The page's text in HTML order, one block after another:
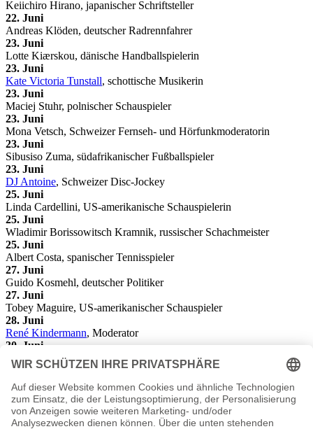
Keiichiro Hirano, japanischer Schriftsteller
22. Juni
Andreas Klöden, deutscher Radrennfahrer
23. Juni
Lotte Kiærskou, dänische Handballspielerin
23. Juni
Kate Victoria Tunstall, schottische Musikerin
23. Juni
Maciej Stuhr, polnischer Schauspieler
23. Juni
Mona Vetsch, Schweizer Fernseh- und Hörfunkmoderatorin
23. Juni
Sibusiso Zuma, südafrikanischer Fußballspieler
23. Juni
DJ Antoine, Schweizer Disc-Jockey
25. Juni
Linda Cardellini, US-amerikanische Schauspielerin
25. Juni
Wladimir Borissowitsch Kramnik, russischer Schachmeister
25. Juni
Albert Costa, spanischer Tennisspieler
27. Juni
Guido Kosmehl, deutscher Politiker
27. Juni
Tobey Maguire, US-amerikanischer Schauspieler
28. Juni
René Kindermann, Moderator
30. Juni
Tom Keune, Schauspieler
30. Juni
Ralf Schumacher, deutscher Rennfahrer (DTM, Formel 1 etc.)
30. Juni
Rami Shaaban, schwedischer Fußballtorhüter
30. Juni